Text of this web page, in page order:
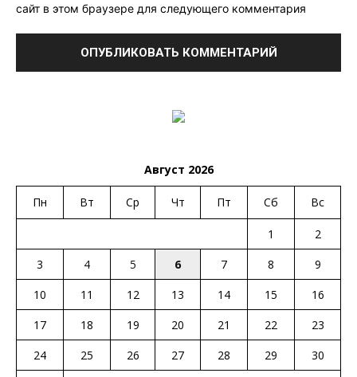
сайт в этом браузере для следующего комментария
Август 2026
Пн Вт Ср Чт Пт Сб Вс
1
2
3
4 5 6 7 8
9
10
11 12 13 14 15
16
17
18 19 20 21 22
23
24
25 26 27 28 29
30